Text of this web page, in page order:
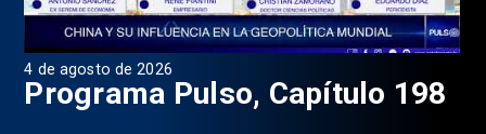
4 de agosto de 2026
Programa Pulso, Capítulo 198